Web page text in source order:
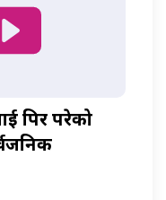
पिर परेको